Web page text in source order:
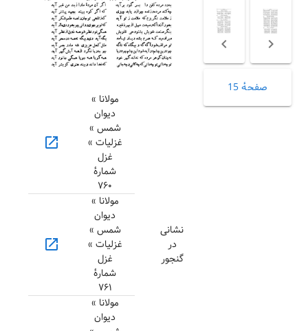
صفحهٔ 15
نشانی
در
گنجور
مولانا »
دیوان
شمس »
غزلیات »
غزل
شمارهٔ
۷۶۰
open_in_new
مولانا »
دیوان
شمس »
غزلیات »
غزل
شمارهٔ
۷۶۱
open_in_new
مولانا »
دیوان